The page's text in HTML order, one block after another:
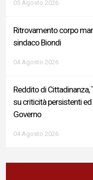
05 Agosto 2026
Ritrovamento corpo
sindaco Biondi
04 Agosto 2026
Reddito di Cittadinanza,
su criticità persistenti
Governo
04 Agosto 2026
Sigismondi, Liris e
Ministro Roccella e alla